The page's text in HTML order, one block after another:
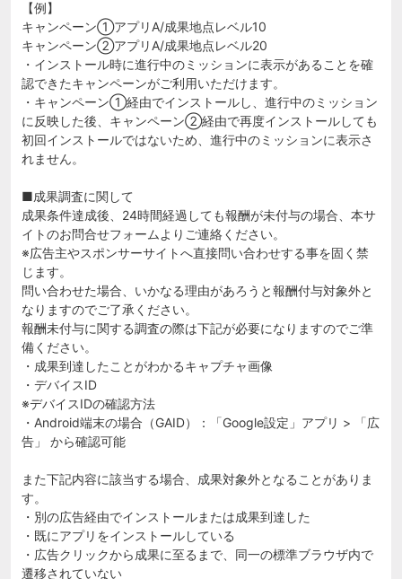
【例】
キャンペーン①アプリA/成果地点レベル10
キャンペーン②アプリA/成果地点レベル20
・インストール時に進行中のミッションに表示があることを確
認できたキャンペーンがご利用いただけます。
・キャンペーン①経由でインストールし、進行中のミッション
に反映した後、キャンペーン②経由で再度インストールしても
初回インストールではないため、進行中のミッションに表示さ
れません。
■成果調査に関して
成果条件達成後、24時間経過しても報酬が未付与の場合、本サ
イトのお問合せフォームよりご連絡ください。
※広告主やスポンサーサイトへ直接問い合わせする事を固く禁
じます。
問い合わせた場合、いかなる理由があろうと報酬付与対象外と
なりますのでご了承ください。
報酬未付与に関する調査の際は下記が必要になりますのでご準
備ください。
・成果到達したことがわかるキャプチャ画像
・デバイスID
※デバイスIDの確認方法
・Android端末の場合（GAID）：「Google設定」アプリ > 「広
告」 から確認可能
また下記内容に該当する場合、成果対象外となることがありま
す。
・別の広告経由でインストールまたは成果到達した
・既にアプリをインストールしている
・広告クリックから成果に至るまで、同一の標準ブラウザ内で
遷移されていない